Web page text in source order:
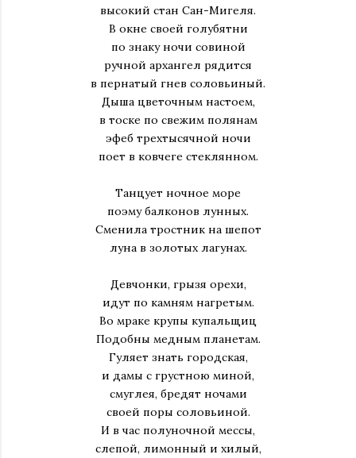
высокий стан Сан-Мигеля.
В окне своей голубятни
по знаку ночи совиной
ручной архангел рядится
в пернатый гнев соловьиный.
Дыша цветочным настоем,
в тоске по свежим полянам
эфеб трехтысячной ночи
поет в ковчеге стеклянном.
Танцует ночное море
поэму балконов лунных.
Сменила тростник на шепот
луна в золотых лагунах.
Девчонки, грызя орехи,
идут по камням нагретым.
Во мраке крупы купальщиц
Подобны медным планетам.
Гуляет знать городская,
и дамы с грустною миной,
смуглея, бредят ночами
своей поры соловьиной.
И в час полуночной мессы,
слепой, лимонный и хилый,